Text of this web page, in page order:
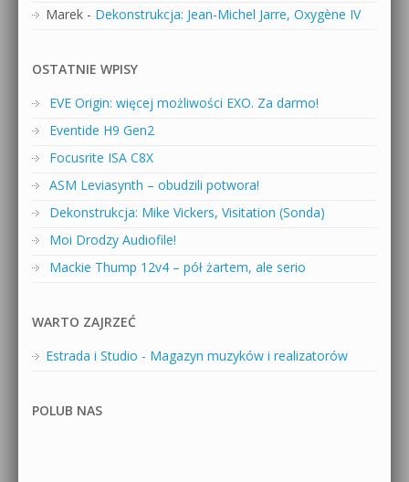
Marek - Dekonstrukcja: Jean-Michel Jarre, Oxygène IV
OSTATNIE WPISY
EVE Origin: więcej możliwości EXO. Za darmo!
Eventide H9 Gen2
Focusrite ISA C8X
ASM Leviasynth – obudzili potwora!
Dekonstrukcja: Mike Vickers, Visitation (Sonda)
Moi Drodzy Audiofile!
Mackie Thump 12v4 – pół żartem, ale serio
WARTO ZAJRZEĆ
Estrada i Studio - Magazyn muzyków i realizatorów
POLUB NAS